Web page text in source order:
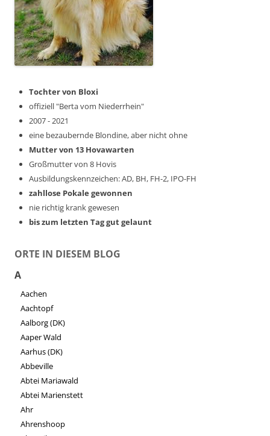
Tochter von Bloxi
offiziell "Berta vom Niederrhein"
2007 - 2021
eine bezaubernde Blondine, aber nicht ohne
Mutter von 13 Hovawarten
Großmutter von 8 Hovis
Ausbildungskennzeichen: AD, BH, FH-2, IPO-FH
zahllose Pokale gewonnen
nie richtig krank gewesen
bis zum letzten Tag gut gelaunt
ORTE IN DIESEM BLOG
A
Aachen
Aachtopf
Aalborg (DK)
Aaper Wald
Aarhus (DK)
Abbeville
Abtei Mariawald
Abtei Marienstett
Ahr
Ahrenshoop